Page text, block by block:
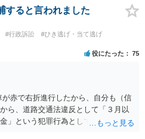
対応】
すると言われました
#行政訴訟
#ひき逃げ・当て逃げ
役にたった 75
赤で右折進行したから、自分も（信
ら、道路交通法違反として「３月以
」という犯罪行為として処罰される